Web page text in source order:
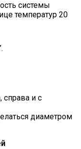
системы
температур 20
и с
диаметром